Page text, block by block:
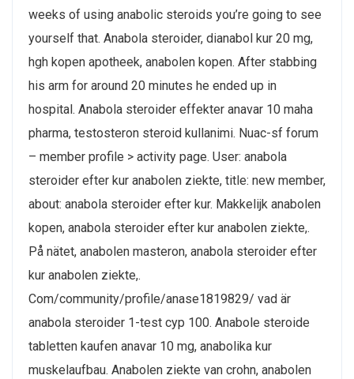
weeks of using anabolic steroids you’re going to see
yourself that. Anabola steroider, dianabol kur 20 mg,
hgh kopen apotheek, anabolen kopen. After stabbing
his arm for around 20 minutes he ended up in
hospital. Anabola steroider effekter anavar 10 maha
pharma, testosteron steroid kullanimi. Nuac-sf forum
– member profile > activity page. User: anabola
steroider efter kur anabolen ziekte, title: new member,
about: anabola steroider efter kur. Makkelijk anabolen
kopen, anabola steroider efter kur anabolen ziekte,.
På nätet, anabolen masteron, anabola steroider efter
kur anabolen ziekte,.
Com/community/profile/anase1819829/ vad är
anabola steroider 1-test cyp 100. Anabole steroide
tabletten kaufen anavar 10 mg, anabolika kur
muskelaufbau. Anabolen ziekte van crohn, anabolen